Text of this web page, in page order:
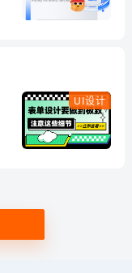
UI设计